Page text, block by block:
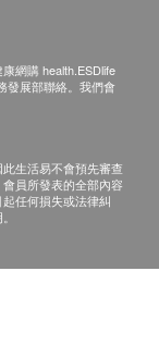
網購 health.ESDlife
發展部聯絡。我們會
生活易不會預先審查
員所發表的全部內容
任何損失或法律糾